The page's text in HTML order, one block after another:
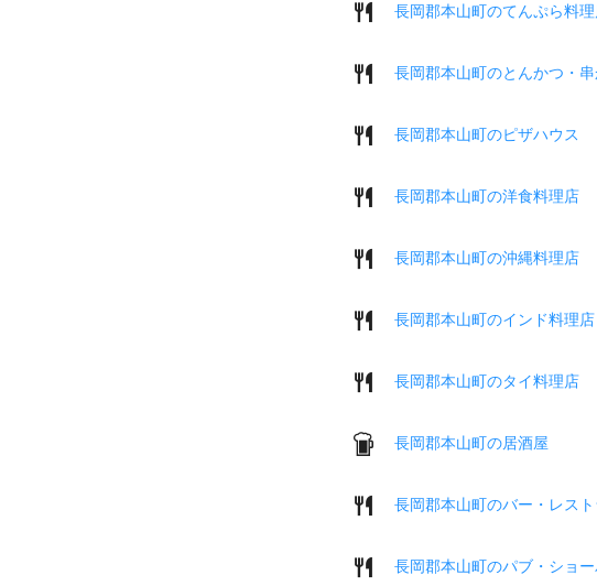
長岡郡本山町のてんぷら料
長岡郡本山町のとんかつ・
長岡郡本山町のピザハウス
長岡郡本山町の洋食料理店
長岡郡本山町の沖縄料理店
長岡郡本山町のインド料理店
長岡郡本山町のタイ料理店
長岡郡本山町の居酒屋
長岡郡本山町のバー・レス
長岡郡本山町のパブ・ショ